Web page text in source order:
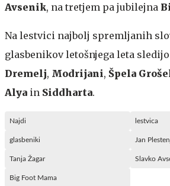
Avsenik, na tretjem pa jubilejna
Na lestvici najbolj spremljanih
glasbenikov letošnjega leta sledijo
Dremelj, Modrijani, Špela
Alya in Siddharta.
Najdi lestvica
glasbeniki Jan
Tanja Žagar Slavko
Big Foot Mama